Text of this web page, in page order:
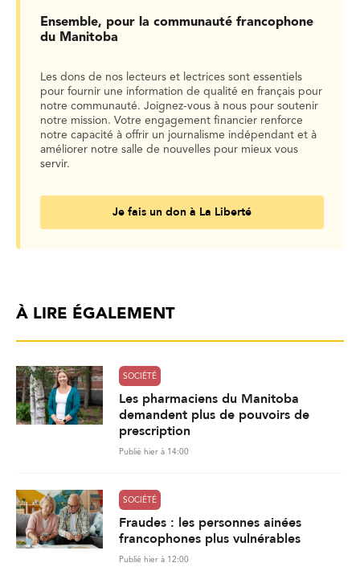
Ensemble, pour la communauté francophone
du Manitoba
Les dons de nos lecteurs et lectrices sont essentiels
pour fournir une information de qualité en français pour
notre communauté. Joignez-vous à nous pour soutenir
notre mission. Votre engagement financier renforce
notre capacité à offrir un journalisme indépendant et à
améliorer notre salle de nouvelles pour mieux vous
servir.
Je fais un don à La Liberté
À LIRE ÉGALEMENT
SOCIÉTÉ
Les pharmaciens du Manitoba
demandent plus de pouvoirs de
prescription
Publié hier à 14:00
SOCIÉTÉ
Fraudes : les personnes ainées
francophones plus vulnérables
Publié hier à 12:00